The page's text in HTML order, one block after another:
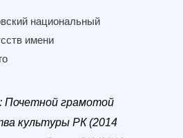
национальный
имени
Почетной грамотой
культуры РК (2014